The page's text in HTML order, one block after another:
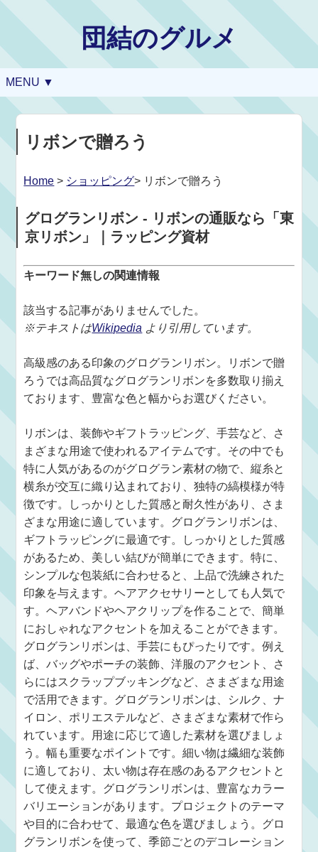
団結のグルメ
MENU ▼
リボンで贈ろう
Home > ショッピング> リボンで贈ろう
グログランリボン - リボンの通販なら「東
京リボン」｜ラッピング資材
キーワード無しの関連情報
該当する記事がありませんでした。
※テキストはWikipedia より引用しています。
高級感のある印象のグログランリボン。リボンで贈
ろうでは高品質なグログランリボンを多数取り揃え
ております、豊富な色と幅からお選びください。
リボンは、装飾やギフトラッピング、手芸など、さ
まざまな用途で使われるアイテムです。その中でも
特に人気があるのがグログラン素材の物で、縦糸と
横糸が交互に織り込まれており、独特の縞模様が特
徴です。しっかりとした質感と耐久性があり、さま
ざまな用途に適しています。グログランリボンは、
ギフトラッピングに最適です。しっかりとした質感
があるため、美しい結びが簡単にできます。特に、
シンプルな包装紙に合わせると、上品で洗練された
印象を与えます。ヘアアクセサリーとしても人気で
す。ヘアバンドやヘアクリップを作ることで、簡単
におしゃれなアクセントを加えることができます。
グログランリボンは、手芸にもぴったりです。例え
ば、バッグやポーチの装飾、洋服のアクセント、さ
らにはスクラップブッキングなど、さまざまな用途
で活用できます。グログランリボンは、シルク、ナ
イロン、ポリエステルなど、さまざまな素材で作ら
れています。用途に応じて適した素材を選びましょ
う。幅も重要なポイントです。細い物は繊細な装飾
に適しており、太い物は存在感のあるアクセントと
して使えます。グログランリボンは、豊富なカラー
バリエーションがあります。プロジェクトのテーマ
や目的に合わせて、最適な色を選びましょう。グロ
グランリボンを使って、季節ごとのデコレーション